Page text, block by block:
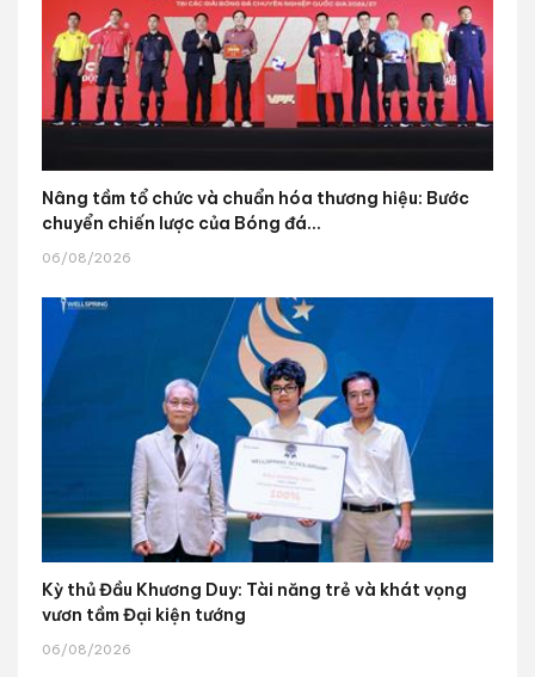
Nâng tầm tổ chức và chuẩn hóa thương hiệu: Bước
chuyển chiến lược của Bóng đá...
06/08/2026
Kỳ thủ Đầu Khương Duy: Tài năng trẻ và khát vọng
vươn tầm Đại kiện tướng
06/08/2026